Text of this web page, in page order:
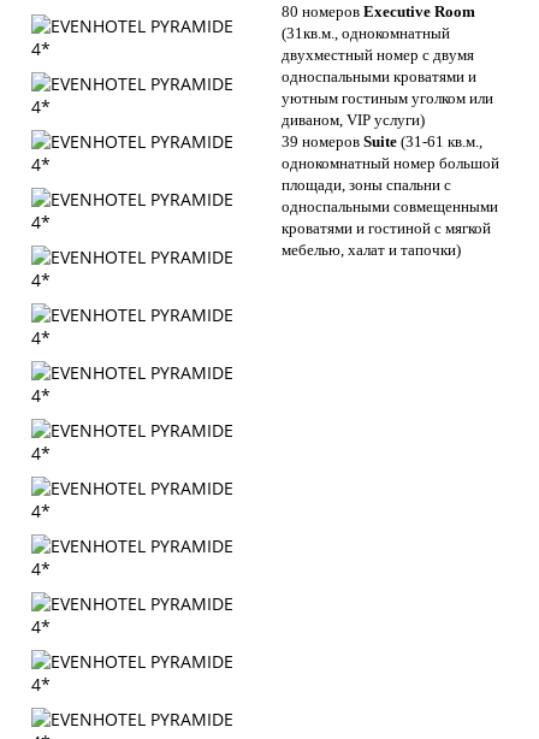
80 номеров Executive Room
(31кв.м., однокомнатный
двухместный номер с двумя
односпальными кроватями и
уютным гостиным уголком или
диваном, VIP услуги)
39 номеров Suite (31-61 кв.м.,
однокомнатный номер большой
площади, зоны спальни с
односпальными совмещенными
кроватями и гостиной с мягкой
мебелью, халат и тапочки)